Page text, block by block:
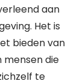
aan
Het is
bieden van
mensen die
te